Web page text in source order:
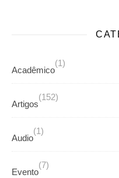
Acadêmico
(1)
Artigos
(152)
Audio
(1)
Evento
(7)